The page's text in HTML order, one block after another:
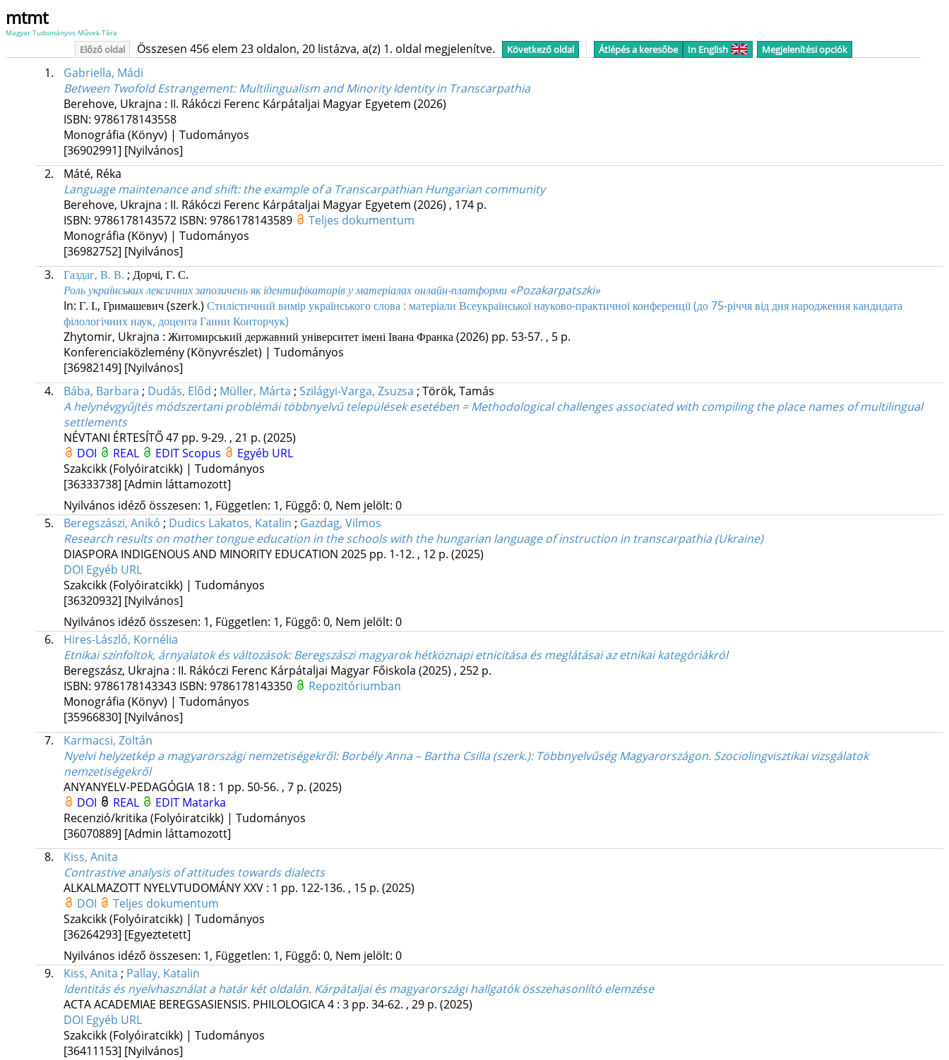
mtmt
Magyar Tudományos Művek Tára
Előző oldal Összesen 456 elem 23 oldalon, 20 listázva, a(z) 1. oldal megjelenítve. Következő oldal Átlépés a keresőbe In English Megjelenítési opciók
1.
Gabriella, Mádi
Between Twofold Estrangement: Multilingualism and Minority Identity in Transcarpathia
Berehove, Ukrajna : II. Rákóczi Ferenc Kárpátaljai Magyar Egyetem (2026)
ISBN: 9786178143558
Monográfia (Könyv) | Tudományos
[36902991] [Nyilvános]
2.
Máté, Réka
Language maintenance and shift: the example of a Transcarpathian Hungarian community
Berehove, Ukrajna : II. Rákóczi Ferenc Kárpátaljai Magyar Egyetem (2026) , 174 p.
ISBN: 9786178143572 ISBN: 9786178143589
Teljes dokumentum
Monográfia (Könyv) | Tudományos
[36982752] [Nyilvános]
3.
Газдаг, В. В. ; Дорчі, Г. С.
Роль українських лексичних запозичень як ідентифікаторів у матеріалах онлайн-платформи «Pozakarpatszki»
In: Г. І., Гримашевич (szerk.) Стилістичний вимір українського слова : матеріали Всеукраїнської науково-практичної конференції (до 75-річчя від дня народження кандидата
філологічних наук, доцента Ганни Конторчук)
Zhytomir, Ukrajna : Житомирський державний університет імені Івана Франка(2026) pp. 53-57. , 5 p.
Konferenciaközlemény (Könyvrészlet) | Tudományos
[36982149] [Nyilvános]
4.
Bába, Barbara ; Dudás, Előd ; Müller, Márta ; Szilágyi-Varga, Zsuzsa ; Török, Tamás
A helynévgyűjtés módszertani problémái többnyelvű települések esetében = Methodological challenges associated with compiling the place names of multilingual
settlements
NÉVTANI ÉRTESÍTŐ47 pp. 9-29. , 21 p. (2025)
DOI
REAL EDITScopus
Egyéb URL
Szakcikk (Folyóiratcikk) | Tudományos
[36333738] [Admin láttamozott]
Nyilvános idéző összesen: 1, Független: 1, Függő: 0, Nem jelölt: 0
5.
Beregszászi, Anikó ; Dudics Lakatos, Katalin ; Gazdag, Vilmos
Research results on mother tongue education in the schools with the hungarian language of instruction in transcarpathia (Ukraine)
DIASPORA INDIGENOUS AND MINORITY EDUCATION 2025 pp. 1-12. , 12 p. (2025)
DOI Egyéb URL
Szakcikk (Folyóiratcikk) | Tudományos
[36320932] [Nyilvános]
Nyilvános idéző összesen: 1, Független: 1, Függő: 0, Nem jelölt: 0
6.
Hires-László, Kornélia
Etnikai színfoltok, árnyalatok és változások: Beregszászi magyarok hétköznapi etnicitása és meglátásai az etnikai kategóriákról
Beregszász, Ukrajna : II. Rákóczi Ferenc Kárpátaljai Magyar Főiskola (2025) , 252 p.
ISBN: 9786178143343 ISBN: 9786178143350
Repozitóriumban
Monográfia (Könyv) | Tudományos
[35966830] [Nyilvános]
7.
Karmacsi, Zoltán
Nyelvi helyzetkép a magyarországi nemzetiségekről: Borbély Anna – Bartha Csilla (szerk.): Többnyelvűség Magyarországon. Szociolingvisztikai vizsgálatok
nemzetiségekről
ANYANYELV-PEDAGÓGIA 18: 1 pp. 50-56. , 7 p. (2025)
DOI
REAL EDIT Matarka
Recenzió/kritika (Folyóiratcikk) | Tudományos
[36070889] [Admin láttamozott]
8.
Kiss, Anita
Contrastive analysis of attitudes towards dialects
ALKALMAZOTT NYELVTUDOMÁNYXXV: 1 pp. 122-136. , 15 p. (2025)
DOI
Teljes dokumentum
Szakcikk (Folyóiratcikk) | Tudományos
[36264293] [Egyeztetett]
Nyilvános idéző összesen: 1, Független: 1, Függő: 0, Nem jelölt: 0
9.
Kiss, Anita ; Pallay, Katalin
Identitás és nyelvhasználat a határ két oldalán. Kárpátaljai és magyarországi hallgatók összehasonlító elemzése
ACTA ACADEMIAE BEREGSASIENSIS. PHILOLOGICA4: 3 pp. 34-62. , 29 p. (2025)
DOI Egyéb URL
Szakcikk (Folyóiratcikk) | Tudományos
[36411153] [Nyilvános]